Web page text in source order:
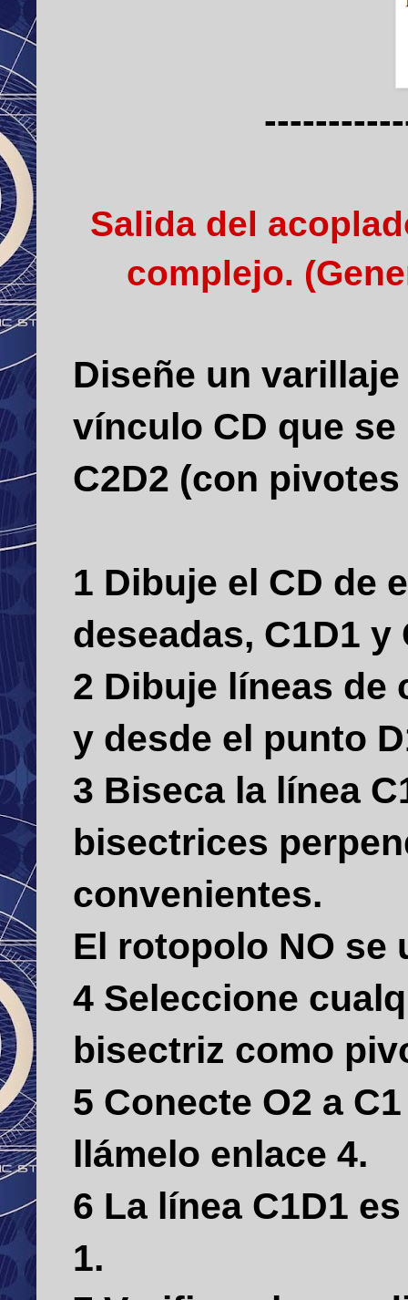
Salida del
complejo.
Diseñe un
vínculo CD que
C2D2 (con
1 Dibuje el CD de
deseadas, C1D1
2 Dibuje líneas de
y desde el punto
3 Biseca la línea
bisectrices
convenientes.
El rotopolo NO se
4 Seleccione
bisectriz como
5 Conecte O2 a
llámelo enlace 4.
6 La línea C1D1
1.